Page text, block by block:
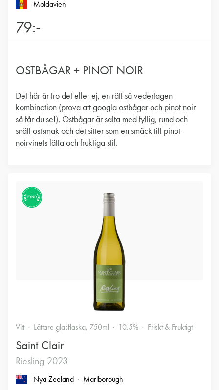
Moldavien
79:-
OSTBÅGAR + PINOT NOIR
Det här är tro det eller ej, en rätt så vedertagen
kombination (prova att googla ostbågar och pinot noir
så får du se!). Ostbågar är salta med fyllig, rund och
snäll ostsmak och det sitter som en smäck till pinot
noirvinets lätta och fruktiga stil.
FYND
Vitt Lättare glasflaska, 750ml 10.5% Friskt & Fruktigt
Saint Clair
Riesling 2023
Nya Zeeland Marlborough